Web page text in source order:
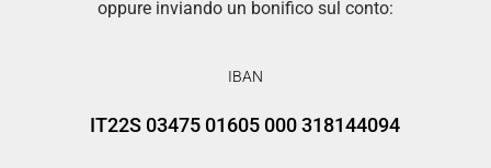
oppure inviando un bonifico sul conto:
IBAN
IT22S 03475 01605 000 318144094